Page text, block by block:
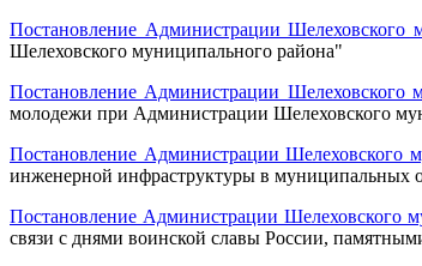
Постановление Администрации
Шелеховского муниципального района"
Постановление Администрации Шелеховского
молодежи при Администрации Шелеховского
Постановление Администрации Шелеховского
инженерной инфраструктуры в муниципальных
Постановление Администрации Шелеховского
связи с днями воинской славы России,